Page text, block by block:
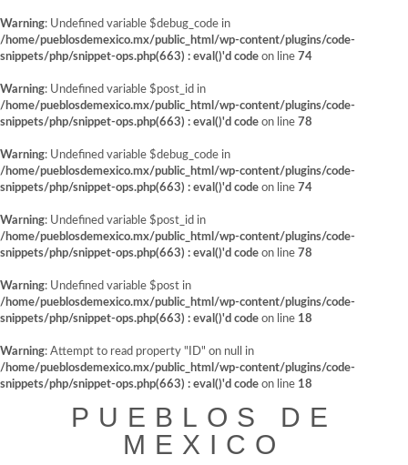
Warning: Undefined variable $debug_code in
/home/pueblosdemexico.mx/public_html/wp-content/plugins/code-
snippets/php/snippet-ops.php(663) : eval()'d code on line 74
Warning: Undefined variable $post_id in
/home/pueblosdemexico.mx/public_html/wp-content/plugins/code-
snippets/php/snippet-ops.php(663) : eval()'d code on line 78
Warning: Undefined variable $debug_code in
/home/pueblosdemexico.mx/public_html/wp-content/plugins/code-
snippets/php/snippet-ops.php(663) : eval()'d code on line 74
Warning: Undefined variable $post_id in
/home/pueblosdemexico.mx/public_html/wp-content/plugins/code-
snippets/php/snippet-ops.php(663) : eval()'d code on line 78
Warning: Undefined variable $post in
/home/pueblosdemexico.mx/public_html/wp-content/plugins/code-
snippets/php/snippet-ops.php(663) : eval()'d code on line 18
Warning: Attempt to read property "ID" on null in
/home/pueblosdemexico.mx/public_html/wp-content/plugins/code-
snippets/php/snippet-ops.php(663) : eval()'d code on line 18
PUEBLOS DE
MEXICO